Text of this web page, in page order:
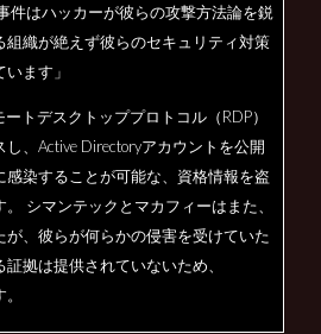
件はハッカーが彼らの攻撃方法論を鋭
織が絶えず彼らのセキュリティ対策
ます」
トデスクトッププロトコル（RDP）
、Active Directoryアカウントを公開
染することが可能な、資格情報を盗
シマンテックとマカフィーはまた、
、彼らが何らかの侵害を受けていた
拠は提供されていないため、